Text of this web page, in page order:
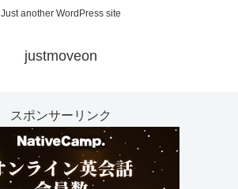
Just another WordPress site
justmoveon
スポンサーリンク